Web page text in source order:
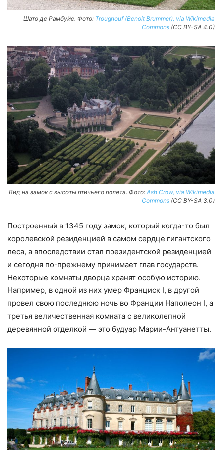
Шато де Рамбуйе. Фото: Trougnouf (Benoit Brummer), via Wikimedia
Commons (CC BY-SA 4.0)
Вид на замок с высоты птичьего полета. Фото: Ash Crow, via Wikimedia
Commons (CC BY-SA 3.0)
Построенный в 1345 году замок, который когда-то был
королевской резиденцией в самом сердце гигантского
леса, а впоследствии стал президентской резиденцией
и сегодня по-прежнему принимает глав государств.
Некоторые комнаты дворца хранят особую историю.
Например, в одной из них умер Франциск I, в другой
провел свою последнюю ночь во Франции Наполеон I, а
третья величественная комната с великолепной
деревянной отделкой — это будуар Марии-Антуанетты.